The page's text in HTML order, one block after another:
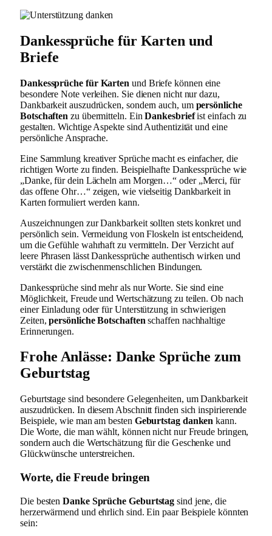
Dankessprüche für Karten und
Briefe
Dankessprüche für Karten und Briefe können eine
besondere Note verleihen. Sie dienen nicht nur dazu,
Dankbarkeit auszudrücken, sondern auch, um persönliche
Botschaften zu übermitteln. EinDankesbriefist einfach zu
gestalten. Wichtige Aspekte sind Authentizität und eine
persönliche Ansprache.
Eine Sammlung kreativer Sprüche macht es einfacher, die
richtigen Worte zu finden. Beispielhafte Dankessprüche wie
„Danke, für dein Lächeln am Morgen…“ oder „Merci, für
das offene Ohr…“ zeigen, wie vielseitig Dankbarkeit in
Karten formuliert werden kann.
Auszeichnungen zur Dankbarkeit sollten stets konkret und
persönlich sein. Vermeidung von Floskeln ist entscheidend,
um die Gefühle wahrhaft zu vermitteln. Der Verzicht auf
leere Phrasen lässt Dankessprüche authentisch wirken und
verstärkt die zwischenmenschlichen Bindungen.
Dankessprüche sind mehr als nur Worte. Sie sind eine
Möglichkeit, Freude und Wertschätzung zu teilen. Ob nach
einer Einladung oder für Unterstützung in schwierigen
Zeiten,persönliche Botschaften schaffen nachhaltige
Erinnerungen.
Frohe Anlässe: Danke Sprüche zum
Geburtstag
Geburtstage sind besondere Gelegenheiten, um Dankbarkeit
auszudrücken. In diesem Abschnitt finden sich inspirierende
Beispiele, wie man am besten Geburtstag danken kann.
Die Worte, die man wählt, können nicht nur Freude bringen,
sondern auch die Wertschätzung für die Geschenke und
Glückwünsche unterstreichen.
Worte, die Freude bringen
Die bestenDanke Sprüche Geburtstag sind jene, die
herzerwärmend und ehrlich sind. Ein paar Beispiele könnten
sein: